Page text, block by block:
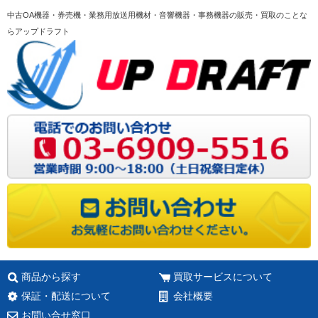
中古OA機器・券売機・業務用放送用機材・音響機器・事務機器の販売・買取のことな
らアップドラフト
商品から探す
買取サービスについて
保証・配送について
会社概要
お問い合せ窓口